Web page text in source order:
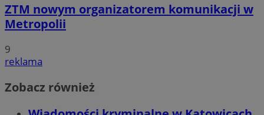
ZTM nowym organizatorem komunikacji w
Metropolii
9
reklama
Zobacz również